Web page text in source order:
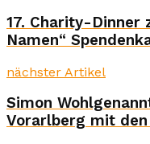
17. Charity-Dinner
Namen“
nächster Artikel
Simon
Vorarlberg mit den